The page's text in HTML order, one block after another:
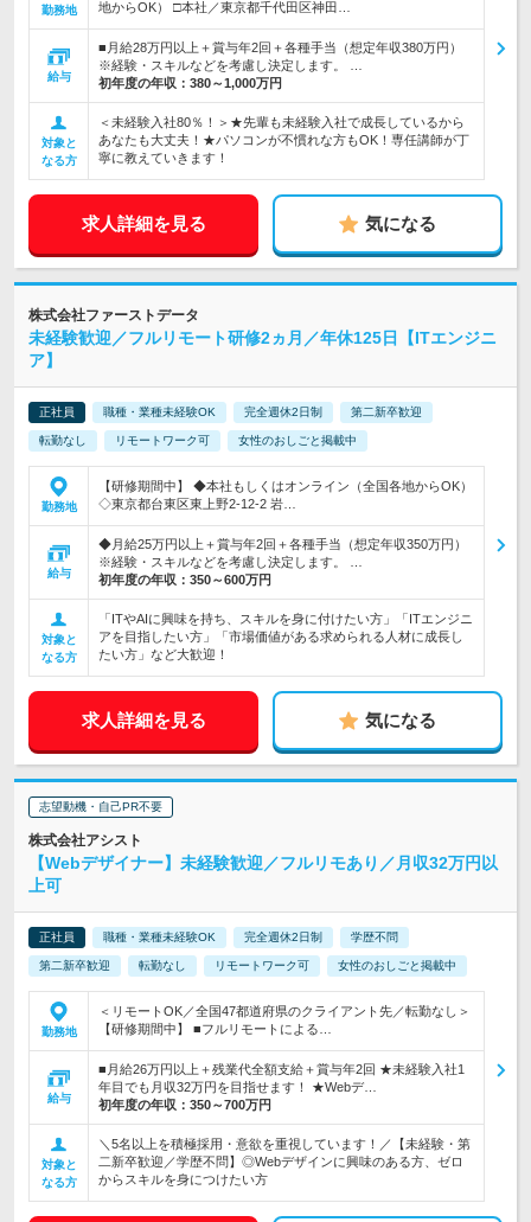
勤務地
地からOK） □本社／東京都千代田区神田…
給与
■月給28万円以上＋賞与年2回＋各種手当（想定年収380万円）
※経験・スキルなどを考慮し決定します。 …
初年度の年収： 380～1,000万円
対象と
なる方
＜未経験入社80％！＞★先輩も未経験入社で成長しているから
あなたも大丈夫！★パソコンが不慣れな方もOK！専任講師が丁
寧に教えていきます！
求人詳細を見る 気になる
株式会社ファーストデータ
未経験歓迎／フルリモート研修2ヵ月／年休125日【ITエンジニ
ア】
正社員 職種・業種未経験OK 完全週休2日制 第二新卒歓迎
転勤なし リモートワーク可 女性のおしごと掲載中
勤務地
【研修期間中】 ◆本社もしくはオンライン（全国各地からOK）
◇東京都台東区東上野2-12-2 岩…
給与
◆月給25万円以上＋賞与年2回＋各種手当（想定年収350万円）
※経験・スキルなどを考慮し決定します。 …
初年度の年収： 350～600万円
対象と
なる方
「ITやAIに興味を持ち、スキルを身に付けたい方」「ITエンジニ
アを目指したい方」「市場価値がある求められる人材に成長し
たい方」など大歓迎！
求人詳細を見る 気になる
志望動機・自己PR不要
株式会社アシスト
【Webデザイナー】未経験歓迎／フルリモあり／月収32万円以
上可
正社員 職種・業種未経験OK 完全週休2日制 学歴不問
第二新卒歓迎 転勤なし リモートワーク可 女性のおしごと掲載中
勤務地
＜リモートOK／全国47都道府県のクライアント先／転勤なし＞
【研修期間中】 ■フルリモートによる…
給与
■月給26万円以上＋残業代全額支給＋賞与年2回 ★未経験入社1
年目でも月収32万円を目指せます！ ★Webデ…
初年度の年収： 350～700万円
対象と
なる方
＼5名以上を積極採用・意欲を重視しています！／【未経験・第
二新卒歓迎／学歴不問】◎Webデザインに興味のある方、ゼロ
からスキルを身につけたい方